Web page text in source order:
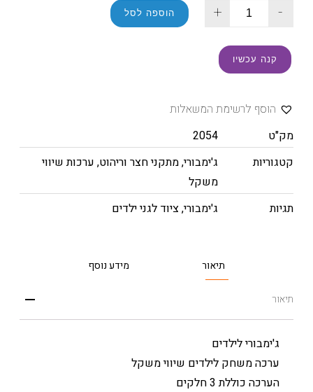
-
+ הוספה לסל
קנה עכשיו
הוסף לרשימת המשאלות
מק"ט
2054
קטגוריות
ג'ימבורי,מתקני חצר וריהוט, ערכות שיווי
משקל
תגיות
ג'ימבורי,ציוד לגני ילדים
תיאור מידע נוסף
תיאור
ג'ימבורי לילדים
ערכה משחק לילדים שיווי משקל
הערכה כוללת 3 חלקים